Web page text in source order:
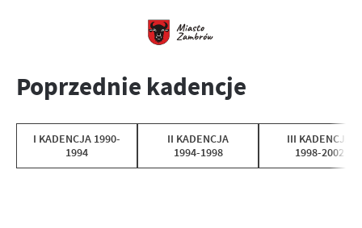
Poprzednie kadencje
I KADENCJA 1990-
1994
II KADENCJA
1994-1998
III KADENCJA
1998-2002